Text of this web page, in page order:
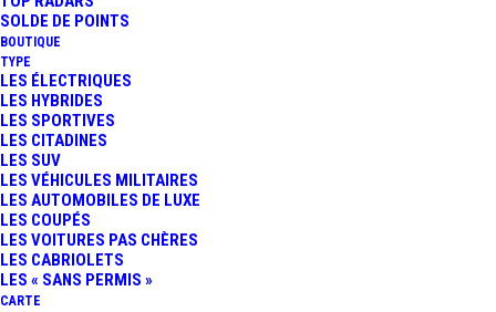
SOLDE DE POINTS
BOUTIQUE
TYPE
LES ÉLECTRIQUES
LES HYBRIDES
LES SPORTIVES
LES CITADINES
LES SUV
LES VÉHICULES MILITAIRES
LES AUTOMOBILES DE LUXE
LES COUPÉS
LES VOITURES PAS CHÈRES
LES CABRIOLETS
LES « SANS PERMIS »
CARTE